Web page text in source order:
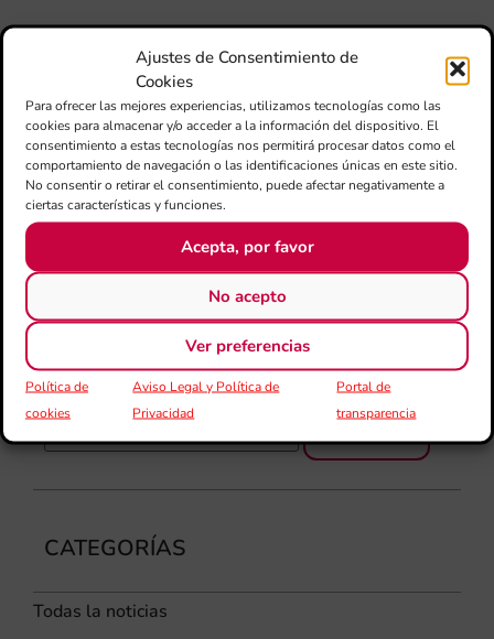
Ajustes de Consentimiento de
Cookies
Para ofrecer las mejores experiencias, utilizamos tecnologías como las
cookies para almacenar y/o acceder a la información del dispositivo. El
consentimiento a estas tecnologías nos permitirá procesar datos como el
comportamiento de navegación o las identificaciones únicas en este sitio.
No consentir o retirar el consentimiento, puede afectar negativamente a
ciertas características y funciones.
Acepta, por favor
No acepto
Ver preferencias
Política de
cookies
Aviso Legal y Política de
Privacidad
Portal de
transparencia
CATEGORÍAS
Todas la noticias